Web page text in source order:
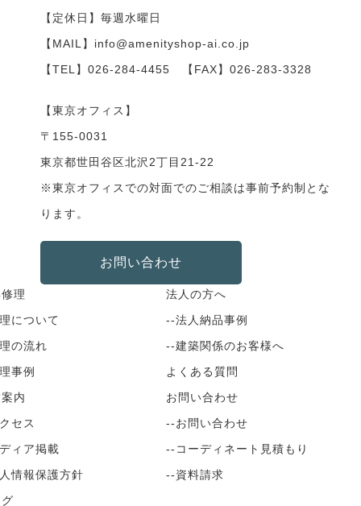
【定休日】毎週水曜日
【MAIL】info@amenityshop-ai.co.jp
【TEL】 026-284-4455 【FAX】026-283-3328
【東京オフィス】
〒155-0031
東京都世田谷区北沢2丁目21-22
※東京オフィスでの対面でのご相談は事前予約制とな
ります。
お問い合わせ
理
について
の流れ
事例
内
セス
ィア掲載
情報保護方針
法人の方へ
--法人納品事例
--建築関係のお客様へ
よくある質問
お問い合わせ
--お問い合わせ
--コーディネート見積もり
--資料請求